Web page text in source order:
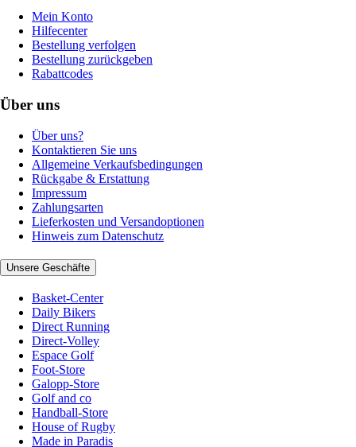
Mein Konto
Hilfecenter
Bestellung verfolgen
Bestellung zurückgeben
Rabattcodes
Über uns
Über uns?
Kontaktieren Sie uns
Allgemeine Verkaufsbedingungen
Rückgabe & Erstattung
Impressum
Zahlungsarten
Lieferkosten und Versandoptionen
Hinweis zum Datenschutz
Unsere Geschäfte
Basket-Center
Daily Bikers
Direct Running
Direct-Volley
Espace Golf
Foot-Store
Galopp-Store
Golf and co
Handball-Store
House of Rugby
Made in Paradis